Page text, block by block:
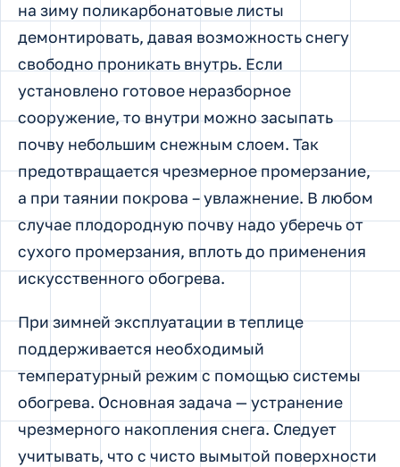
на зиму поликарбонатовые листы
демонтировать, давая возможность снегу
свободно проникать внутрь. Если
установлено готовое неразборное
сооружение, то внутри можно засыпать
почву небольшим снежным слоем. Так
предотвращается чрезмерное промерзание,
а при таянии покрова – увлажнение. В любом
случае плодородную почву надо уберечь от
сухого промерзания, вплоть до применения
искусственного обогрева.
При зимней эксплуатации в теплице
поддерживается необходимый
температурный режим с помощью системы
обогрева. Основная задача — устранение
чрезмерного накопления снега. Следует
учитывать, что с чисто вымытой поверхности